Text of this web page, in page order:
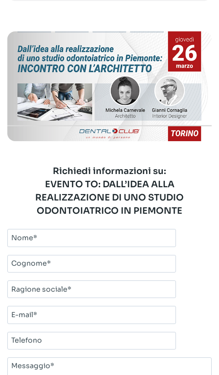
Richiedi informazioni su:
EVENTO TO: DALL’IDEA ALLA
REALIZZAZIONE DI UNO STUDIO
ODONTOIATRICO IN PIEMONTE
Nome*
Cognome*
Ragione
sociale*
E-
mail*
Telefono
Messaggio*